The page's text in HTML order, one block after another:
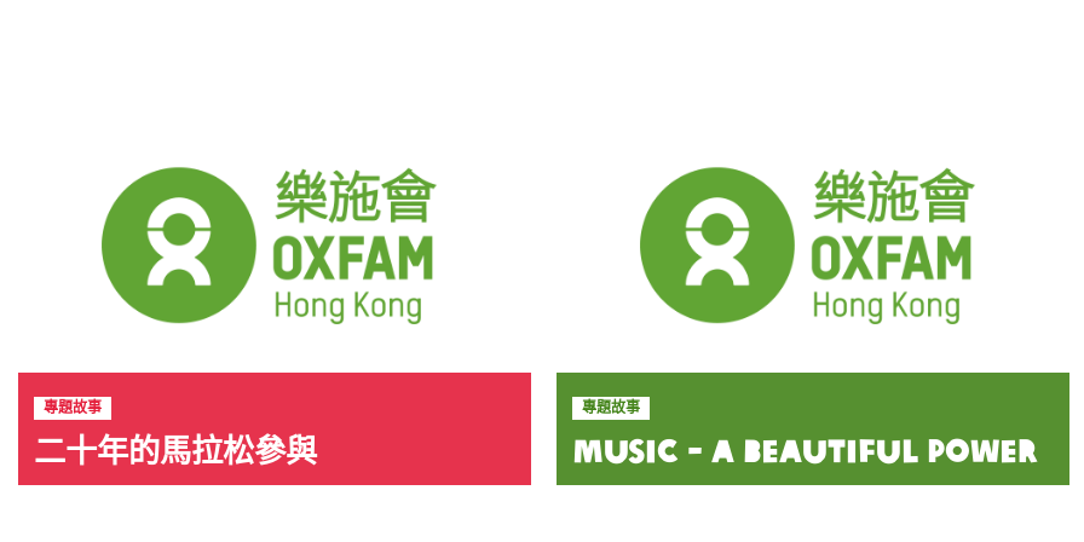
專題故事
二十年的馬拉松參與
專題故事
Music - A Beautiful Power